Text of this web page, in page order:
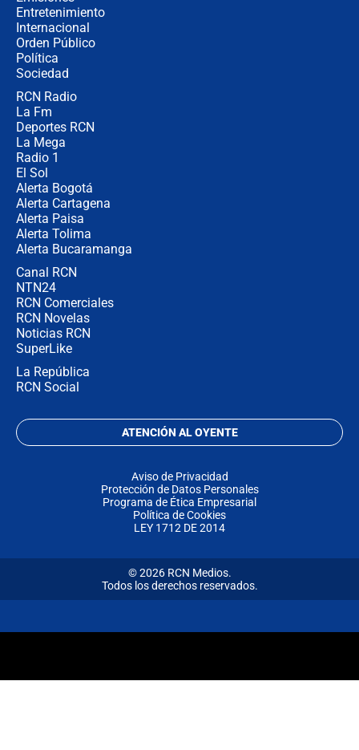
Entretenimiento
Internacional
Orden Público
Política
Sociedad
RCN Radio
La Fm
Deportes RCN
La Mega
Radio 1
El Sol
Alerta Bogotá
Alerta Cartagena
Alerta Paisa
Alerta Tolima
Alerta Bucaramanga
Canal RCN
NTN24
RCN Comerciales
RCN Novelas
Noticias RCN
SuperLike
La República
RCN Social
ATENCIÓN AL OYENTE
Aviso de Privacidad
Protección de Datos Personales
Programa de Ética Empresarial
Política de Cookies
LEY 1712 DE 2014
© 2026 RCN Medios.
Todos los derechos reservados.